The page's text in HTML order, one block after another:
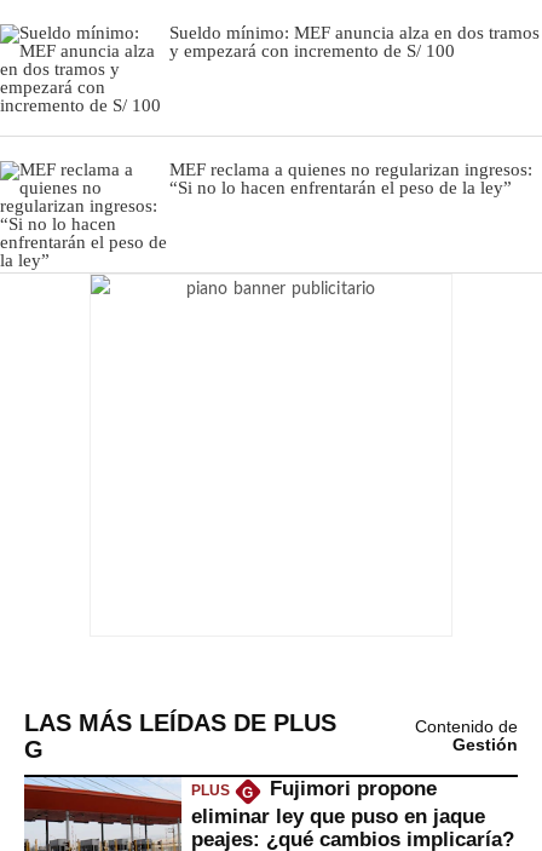
Sueldo mínimo: MEF anuncia alza en dos tramos
y empezará con incremento de S/ 100
MEF reclama a quienes no regularizan ingresos:
“Si no lo hacen enfrentarán el peso de la ley”
LAS MÁS LEÍDAS DE PLUS
G
Contenido de
Gestión
PLUS G
Fujimori propone
eliminar ley que puso en jaque
peajes: ¿qué cambios implicaría?